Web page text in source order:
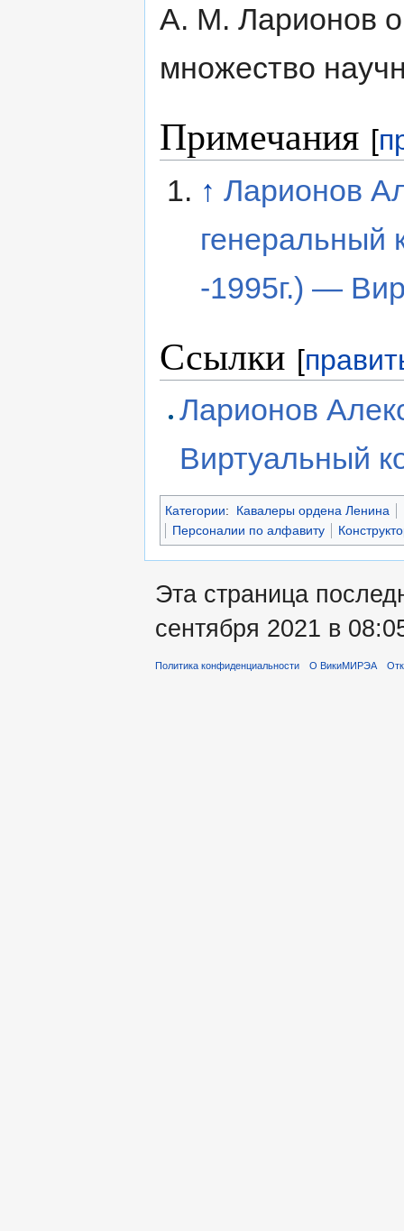
А. М. Ларионов
множество
Примечания [
↑ Ларионов
генеральный
-1995г.) —
Ссылки [
Ларионов
Виртуальный
Категории: Кавалеры ордена Ленина
Персоналии по алфавиту
Эта страница
сентября 2021 в
Политика конфиденциальности О ВикиМИРЭА